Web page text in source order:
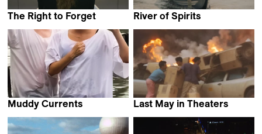
The Right to Forget
River of Spirits
Lino Sumpinanch
Muddy Currents
Last May in Theaters